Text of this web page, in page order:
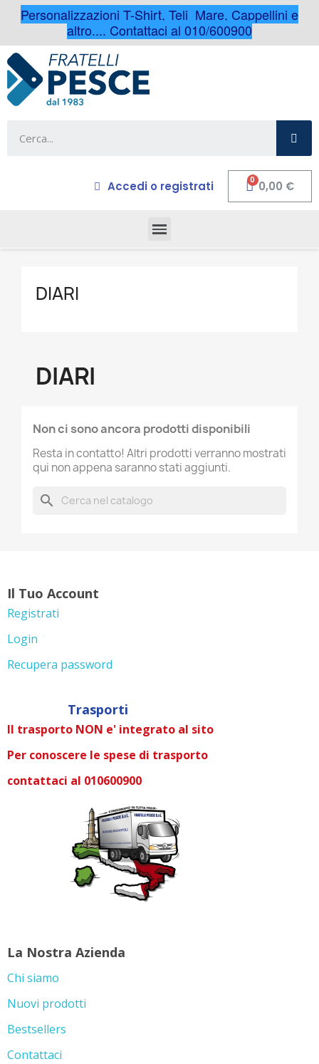
Personalizzazioni T-Shirt, Teli Mare, Cappellini e
altro.... Contattaci al 010/600900
Accedi o registrati 0,00 €
DIARI
DIARI
Non ci sono ancora prodotti disponibili
Resta in contatto! Altri prodotti verranno mostrati
qui non appena saranno stati aggiunti.
search
Il Tuo Account
Registrati
Login
Recupera password
Trasporti
Il trasporto NON e' integrato al sito
Per conoscere le spese di trasporto
contattaci al 010600900
La Nostra Azienda
Chi siamo
Nuovi prodotti
Bestsellers
Contattaci